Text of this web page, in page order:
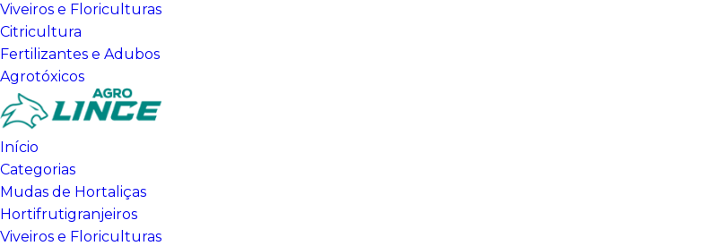
Viveiros e Floriculturas
Citricultura
Fertilizantes e Adubos
Agrotóxicos
Início
Categorias
Mudas de Hortaliças
Hortifrutigranjeiros
Viveiros e Floriculturas